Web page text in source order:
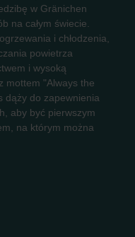
w Gränichen
na całym świecie.
i chłodzenia,
powietrza
i wysoką
mottem "Always the
dąży do zapewnienia
aby być pierwszym
na którym można